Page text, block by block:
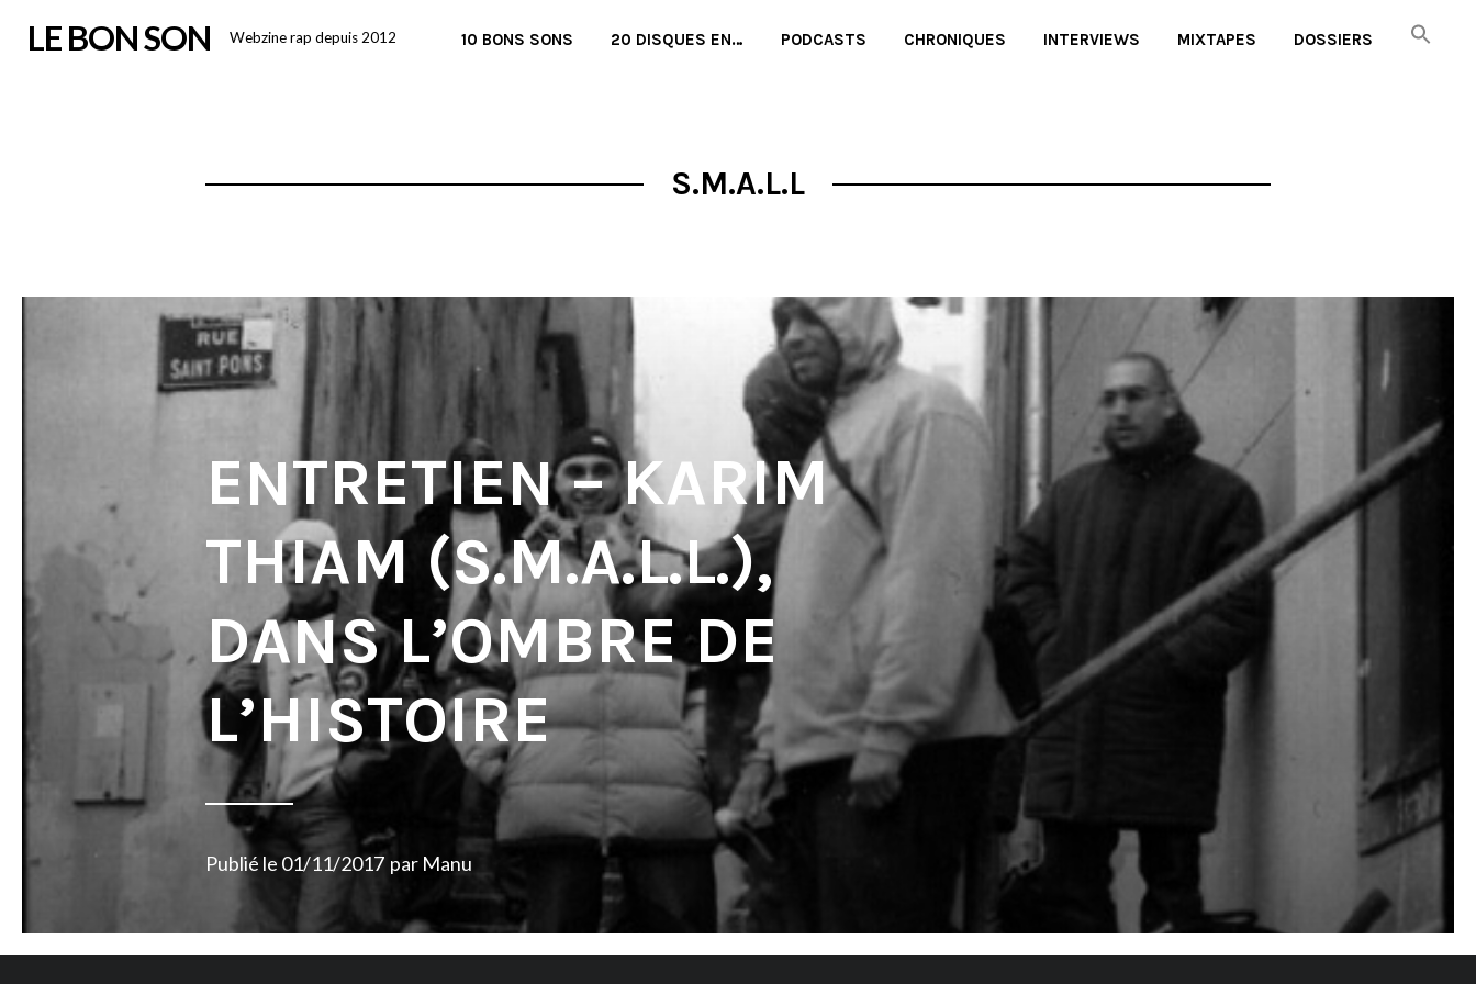
LE BON SON Webzine rap depuis 2012 10 BONS SONS 20 DISQUES EN… PODCASTS CHRONIQUES INTERVIEWS MIXTAPES DOSSIERS
S.M.A.L.L
ENTRETIEN – KARIM
THIAM (S.M.A.L.L.),
DANS L’OMBRE DE
L’HISTOIRE
Publié le 01/11/2017 par Manu